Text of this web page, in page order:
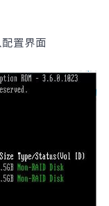
置界面